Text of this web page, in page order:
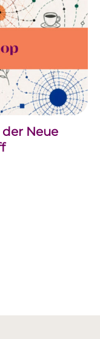
Neue